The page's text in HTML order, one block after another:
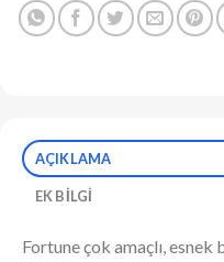
AÇIKLAMA
EK BILGI
Fortune çok amaçlı, esnek